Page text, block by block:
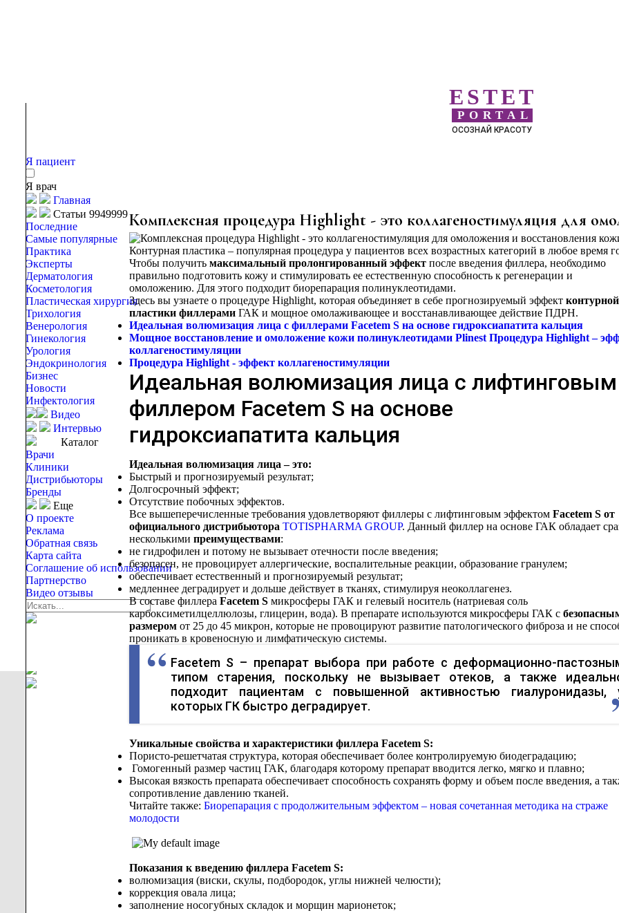
ESTET
PORTAL
ОСОЗНАЙ КРАСОТУ
Я пациент
Я врач
Главная
Статьи 9949999
Последние
Самые популярные
Практика
Эксперты
Дерматология
Косметология
Пластическая хирургия
Трихология
Венерология
Гинекология
Урология
Эндокринология
Бизнес
Новости
Инфектология
Видео
Интервью
Каталог
Врачи
Клиники
Дистрибьюторы
Бренды
Еще
О проекте
Реклама
Обратная связь
Карта сайта
Соглашение об использовании
Партнерство
Видео отзывы
Комплексная процедура Highlight - это коллагеностимуляция для
Контурная пластика – популярная процедура у пациентов всех возрастных категорий в любое время
Чтобы получить максимальный пролонгированный эффектпосле введения филлера, необходимо
правильно подготовить кожу и стимулировать ее естественную способность к регенерации и
омоложению. Для этого подходит биорепарация полинуклеотидами.
Здесь вы узнаете о процедуре Highlight, которая объединяет в себе прогнозируемый эффект контурной
пластики филлерамиГАК и мощное омолаживающее и восстанавливающее действие ПДРН.
Идеальная волюмизация лица с филлерами Facetem S на основе гидроксиапатита кальция
Мощное восстановление и омоложение кожи полинуклеотидами Plinest Процедура Highlight –
коллагеностимуляции
Процедура Highlight - эффект коллагеностимуляции
Идеальная волюмизация лица с лифтинговым
филлером Facetem S на основе
гидроксиапатита кальция
Идеальная волюмизация лица – это:
Быстрый и прогнозируемый результат;
Долгосрочный эффект;
Отсутствие побочных эффектов.
Все вышеперечисленные требования удовлетворяют филлеры с лифтинговым эффектом Facetem S от
официального дистрибьютора TOTISPHARMA GROUP. Данный филлер на основе ГАК обладает
несколькими преимуществами:
не гидрофилен и потому не вызывает отечности после введения;
безопасен, не провоцирует аллергические, воспалительные реакции, образование гранулем;
обеспечивает естественный и прогнозируемый результат;
медленнее деградирует и дольше действует в тканях, стимулируя неоколлагенез.
В составе филлера Facetem Sмикросферы ГАК и гелевый носитель (натриевая соль
карбоксиметилцеллюлозы, глицерин, вода). В препарате используются микросферы ГАК с
размеромот 25 до 45 микрон, которые не провоцируют развитие патологического фиброза и не
проникать в кровеносную и лимфатическую системы.
Facetem S – препарат выбора при работе с деформационно-
типом старения, поскольку не вызывает отеков, а также
подходит пациентам с повышенной активностью гиалуронидазы,
которых ГК быстро деградирует.
Уникальные свойства и характеристики филлера Facetem S:
Пористо-решетчатая структура, которая обеспечивает более контролируемую биодеградацию;
Гомогенный размер частиц ГАК, благодаря которому препарат вводится легко, мягко и плавно;
Высокая вязкость препарата обеспечивает способность сохранять форму и объем после введения, а
сопротивление давлению тканей.
Читайте также: Биорепарация с продолжительным эффектом – новая сочетанная методика на страже
молодости
Показания к введению филлера Facetem S:
волюмизация (виски, скулы, подбородок, углы нижней челюсти);
коррекция овала лица;
заполнение носогубных складок и морщин марионеток;